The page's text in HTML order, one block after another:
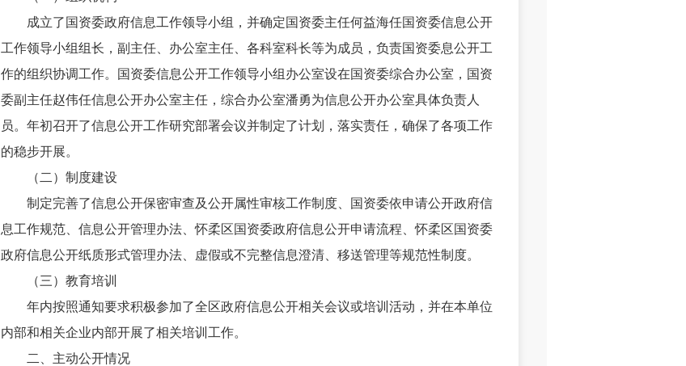
成立了国资委政府信息工作领导小组，并确定国资委主任何益海任国资委信息公开
工作领导小组组长，副主任、办公室主任、各科室科长等为成员，负责国资委息公开工
作的组织协调工作。国资委信息公开工作领导小组办公室设在国资委综合办公室，国资
委副主任赵伟任信息公开办公室主任，综合办公室潘勇为信息公开办公室具体负责人
员。年初召开了信息公开工作研究部署会议并制定了计划，落实责任，确保了各项工作
的稳步开展。
（二）制度建设
制定完善了信息公开保密审查及公开属性审核工作制度、国资委依申请公开政府信
息工作规范、信息公开管理办法、怀柔区国资委政府信息公开申请流程、怀柔区国资委
政府信息公开纸质形式管理办法、虚假或不完整信息澄清、移送管理等规范性制度。
（三）教育培训
年内按照通知要求积极参加了全区政府信息公开相关会议或培训活动，并在本单位
内部和相关企业内部开展了相关培训工作。
二、主动公开情况